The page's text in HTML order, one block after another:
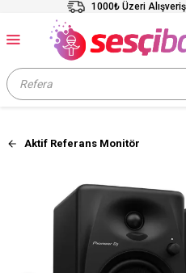
1000₺ Üzeri
Aktif Referans Monitör